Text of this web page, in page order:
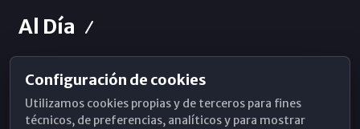
Al Día
Horarios de Misa
Hemeroteca
Configuración de cookies
Utilizamos cookies propias y de terceros para fines
técnicos, de preferencias, analíticos y para mostrar